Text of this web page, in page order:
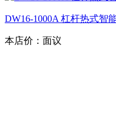
DW16-1000A 杠杆热式智
本店价： 面议